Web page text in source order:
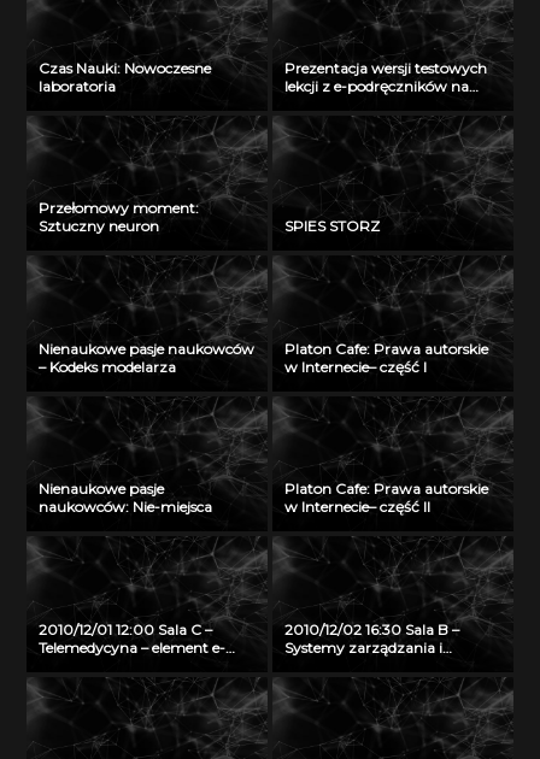
Czas Nauki: Nowoczesne
laboratoria
Prezentacja wersji testowych
lekcji z e-podręczników na
we Wrocławiu
Przełomowy moment:
Sztuczny neuron
SPIES STORZ
Nienaukowe pasje naukowców
– Kodeks modelarza
Platon Cafe: Prawa autorskie
w Internecie– część I
Nienaukowe pasje
naukowców: Nie-miejsca
Platon Cafe: Prawa autorskie
w Internecie– część II
2010/12/01 12:00 Sala C –
Telemedycyna – element e-
2010/12/02 16:30 Sala B –
Systemy zarządzania i
kampusowej projektu Platon